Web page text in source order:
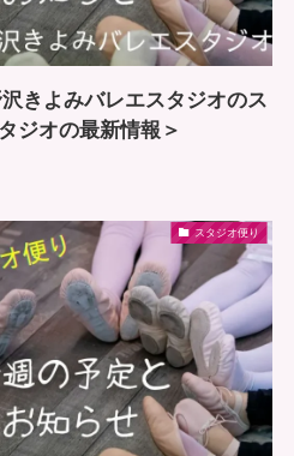
きよみバレエスタジオのス
ジオの最新情報＞
スタジオ便り